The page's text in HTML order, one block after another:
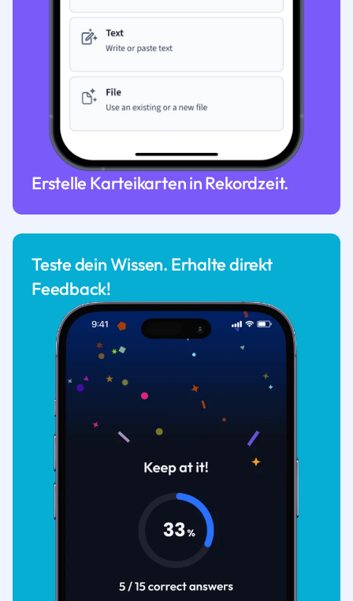
Erstelle Karteikarten in Rekordzeit.
Teste dein Wissen. Erhalte direkt
Feedback!